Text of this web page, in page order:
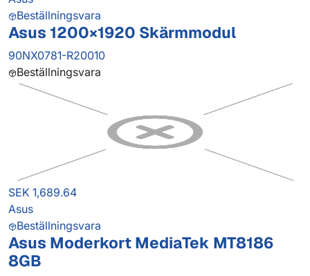
Beställningsvara
Asus 1200×1920 Skärmmodul
90NX0781-R20010
Beställningsvara
SEK 1,689.64
Asus
Beställningsvara
Asus Moderkort MediaTek MT8186
8GB